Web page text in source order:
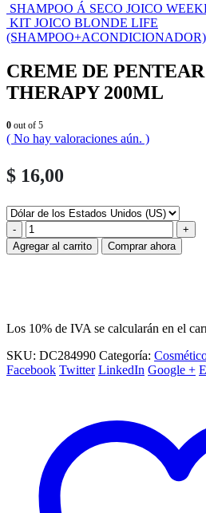
SHAMPOO Á SECO JOICO
KIT JOICO BLONDE LIFE
CREME DE
THERAPY 200ML
0 out of 5
( No hay valoraciones aún. )
$ 16,00
-
+
Agregar al carrito
Comprar ahora
Los 10% de IVA se calcularán en el
SKU: DC284990 Categoría:
Facebook Twitter LinkedIn Google +